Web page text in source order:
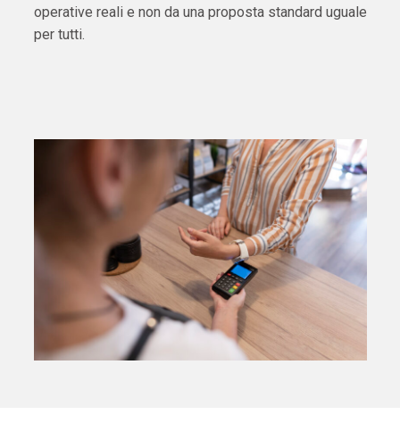
operative reali e non da una proposta standard uguale
per tutti.